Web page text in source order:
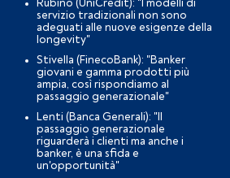
Rubino (UniCredit): "I modelli di
servizio tradizionali non sono
adeguati alle nuove esigenze della
longevity"
Stivella (FinecoBank): "Banker
giovani e gamma prodotti più
ampia, così rispondiamo al
passaggio generazionale"
Lenti (Banca Generali): "Il
passaggio generazionale
riguarderà i clienti ma anche i
banker, è una sfida e
un'opportunità"